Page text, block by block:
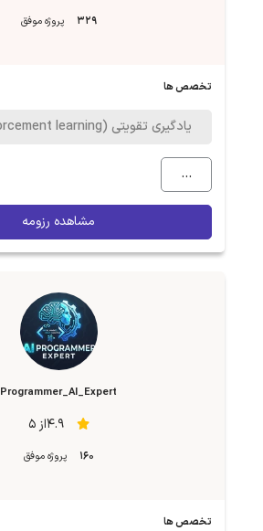
329 پروژه موفق
تخصص ها
یادگیری تقویتی (Reinforcement learning)
...
مشاهده رزومه
Programmer_AI_Expert
4.9از 5
160 پروژه موفق
تخصص ها